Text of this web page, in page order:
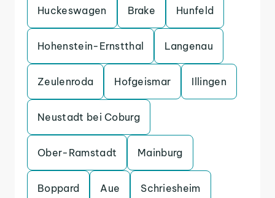
Huckeswagen Brake Hunfeld
Hohenstein-Ernstthal Langenau
Zeulenroda Hofgeismar Illingen
Neustadt bei Coburg
Ober-Ramstadt Mainburg
Boppard Aue Schriesheim